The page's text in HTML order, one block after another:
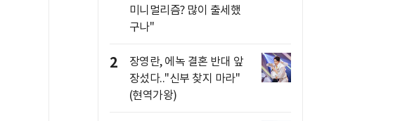
미니멀리즘? 많이 출세했
구나"
2
장영란, 에녹 결혼 반대 앞
장섰다.."신부 찾지 마라"
(현역가왕)